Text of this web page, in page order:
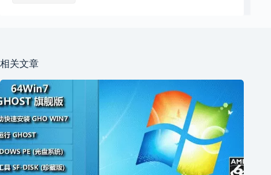
相关文章